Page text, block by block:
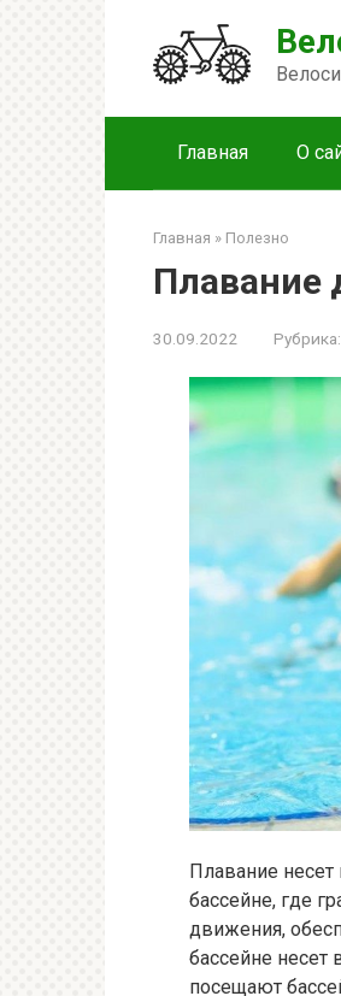
Главная О
Главная » Полезно
Плавание
30.09.2022 Рубрика:
Плавание
бассейне, где
движения,
бассейне несет
посещают